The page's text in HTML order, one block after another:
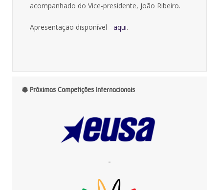
acompanhado do Vice-presidente, João Ribeiro.
Apresentação disponível - aqui.
Próximas Competições Internacionais
-